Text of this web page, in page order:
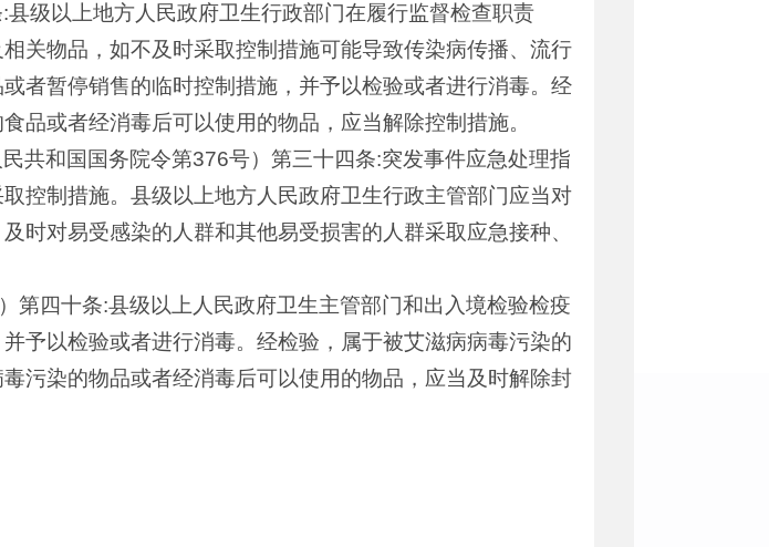
县级以上地方人民政府卫生行政部门在履行监督检查职责
关物品，如不及时采取控制措施可能导致传染病传播、流行
者暂停销售的临时控制措施，并予以检验或者进行消毒。经
品或者经消毒后可以使用的物品，应当解除控制措施。
共和国国务院令第376号）第三十四条:突发事件应急处理指
控制措施。县级以上地方人民政府卫生行政主管部门应当对
时对易受感染的人群和其他易受损害的人群采取应急接种、
第四十条:县级以上人民政府卫生主管部门和出入境检验检疫
予以检验或者进行消毒。经检验，属于被艾滋病病毒污染的
污染的物品或者经消毒后可以使用的物品，应当及时解除封